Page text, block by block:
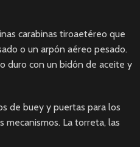
carabinas tiroaetéreo que
o un arpón aéreo pesado.
duro con un bidón de aceite y
de buey y puertas para los
mecanismos. La torreta, las